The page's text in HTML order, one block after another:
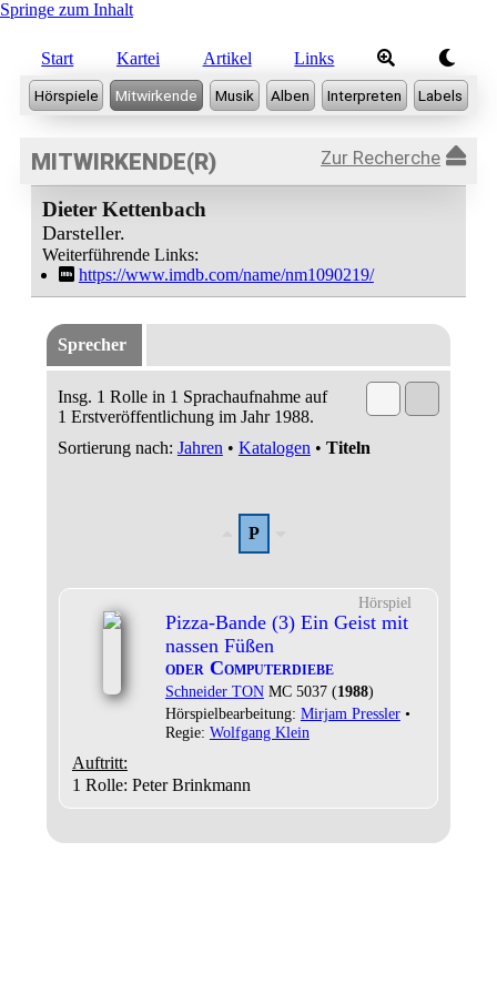
Springe zum Inhalt
Start Kartei Artikel Links
MITWIRKENDE(R) Zur Recherche
Dieter Kettenbach
Darsteller.
Weiterführende Links:
https://www.imdb.com/name/nm1090219/
Sprecher
Insg. 1 Rolle in 1 Sprachaufnahme auf
1 Erstveröffentlichung im Jahr 1988.
Sortierung nach: Jahren • Katalogen • Titeln
P
Hörspiel
Pizza-Bande (3) Ein Geist mit
nassen Füßen
oder Computerdiebe
Schneider TONMC 5037 (1988)
Hörspielbearbeitung: Mirjam Pressler•
Regie: Wolfgang Klein
Auftritt:
1 Rolle: Peter Brinkmann